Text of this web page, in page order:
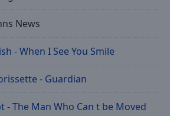
News
- When I See You Smile
- Guardian
- The Man Who Can t be Moved